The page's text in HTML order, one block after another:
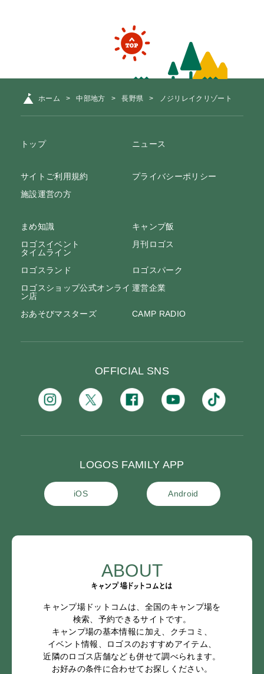
ホーム 中部地方 長野県 ノジリレイクリゾート
トップ ニュース
サイトご利用規約
プライバシーポリシー
施設運営の方
まめ知識
キャンプ飯
ロゴスイベント
タイムライン
月刊ロゴス
ロゴスランド
ロゴスパーク
ロゴスショップ公式オンライ
ン店
運営企業
おあそびマスターズ CAMP RADIO
OFFICIAL SNS
LOGOS FAMILY APP
iOS Android
ABOUT
キャンプ場ドットコムとは
キャンプ場ドットコムは、全国のキャンプ場を
検索、予約できるサイトです。
キャンプ場の基本情報に加え、クチコミ、
イベント情報、ロゴスのおすすめアイテム、
近隣のロゴス店舗なども併せて調べられます。
お好みの条件に合わせてお探しください。